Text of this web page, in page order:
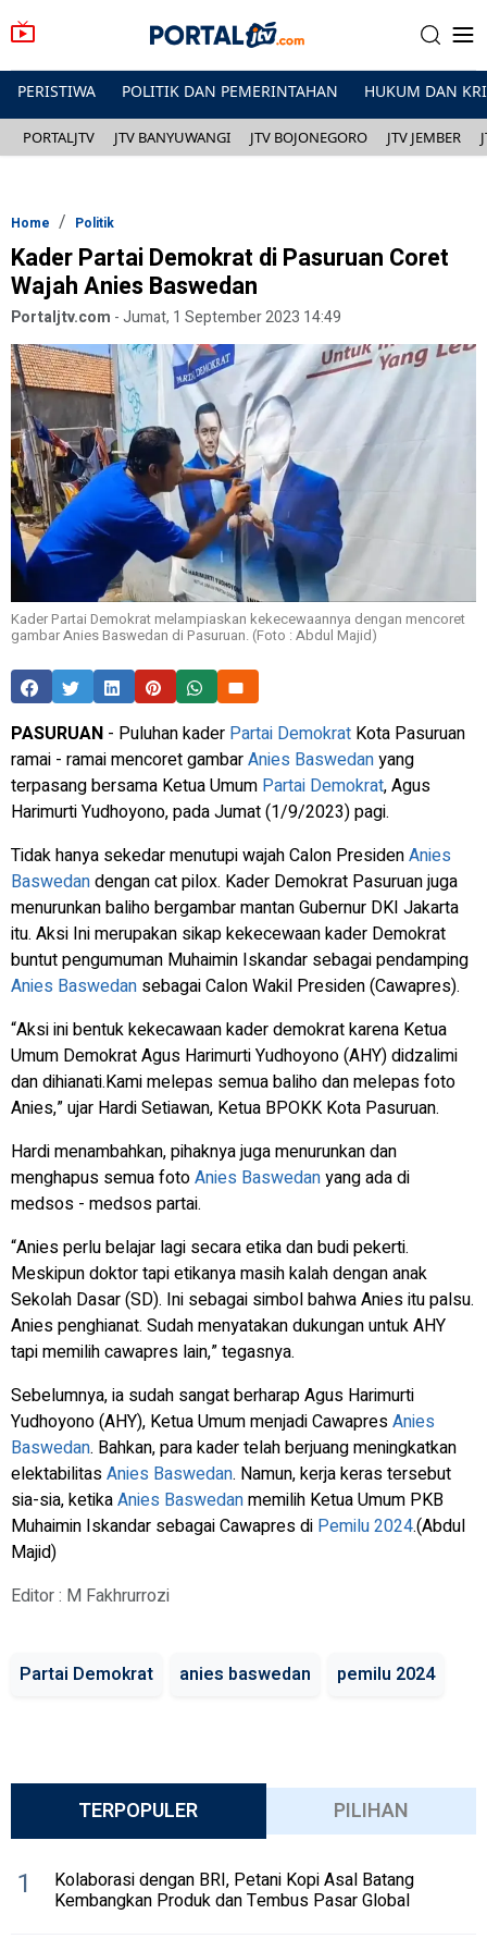
PERISTIWA POLITIK DAN PEMERINTAHAN HUKUM DAN
PORTALJTV JTV BANYUWANGI JTV BOJONEGORO JTV JEMBER
Home Politik
Kader Partai Demokrat di Pasuruan Coret
Wajah Anies Baswedan
Portaljtv.com -Jumat, 1 September 2023 14:49
Kader Partai Demokrat melampiaskan kekecewaannya dengan mencoret
gambar Anies Baswedan di Pasuruan. (Foto : Abdul Majid)
PASURUAN - Puluhan kader Partai Demokrat Kota Pasuruan
ramai - ramai mencoret gambarAnies Baswedanyang
terpasang bersama Ketua Umum Partai Demokrat, Agus
Harimurti Yudhoyono, pada Jumat (1/9/2023) pagi.
Tidak hanya sekedar menutupi wajah Calon PresidenAnies
Baswedandengan cat pilox. Kader Demokrat Pasuruan juga
menurunkan baliho bergambar mantan Gubernur DKI Jakarta
itu. Aksi Ini merupakan sikap kekecewaan kader Demokrat
buntut pengumuman Muhaimin Iskandar sebagai pendamping
Anies Baswedan sebagai Calon Wakil Presiden (Cawapres).
“Aksi ini bentuk kekecawaan kader demokrat karena Ketua
Umum Demokrat Agus Harimurti Yudhoyono (AHY) didzalimi
dan dihianati.Kami melepas semua baliho dan melepas foto
Anies,” ujar Hardi Setiawan, Ketua BPOKK Kota Pasuruan.
Hardi menambahkan, pihaknya juga menurunkan dan
menghapus semua fotoAnies Baswedanyang ada di
medsos - medsos partai.
“Anies perlu belajar lagi secara etika dan budi pekerti.
Meskipun doktor tapi etikanya masih kalah dengan anak
Sekolah Dasar (SD). Ini sebagai simbol bahwa Anies itu palsu.
Anies penghianat. Sudah menyatakan dukungan untuk AHY
tapi memilih cawapres lain,” tegasnya.
Sebelumnya, ia sudah sangat berharap Agus Harimurti
Yudhoyono (AHY), Ketua Umum menjadi CawapresAnies
Baswedan. Bahkan, para kader telah berjuang meningkatkan
elektabilitasAnies Baswedan. Namun, kerja keras tersebut
sia-sia, ketikaAnies Baswedanmemilih Ketua Umum PKB
Muhaimin Iskandar sebagai Cawapres di Pemilu 2024.(Abdul
Majid)
Editor : M Fakhrurrozi
Partai Demokrat anies baswedan pemilu 2024
TERPOPULER PILIHAN
1 Kolaborasi dengan BRI, Petani Kopi Asal Batang
Kembangkan Produk dan Tembus Pasar Global